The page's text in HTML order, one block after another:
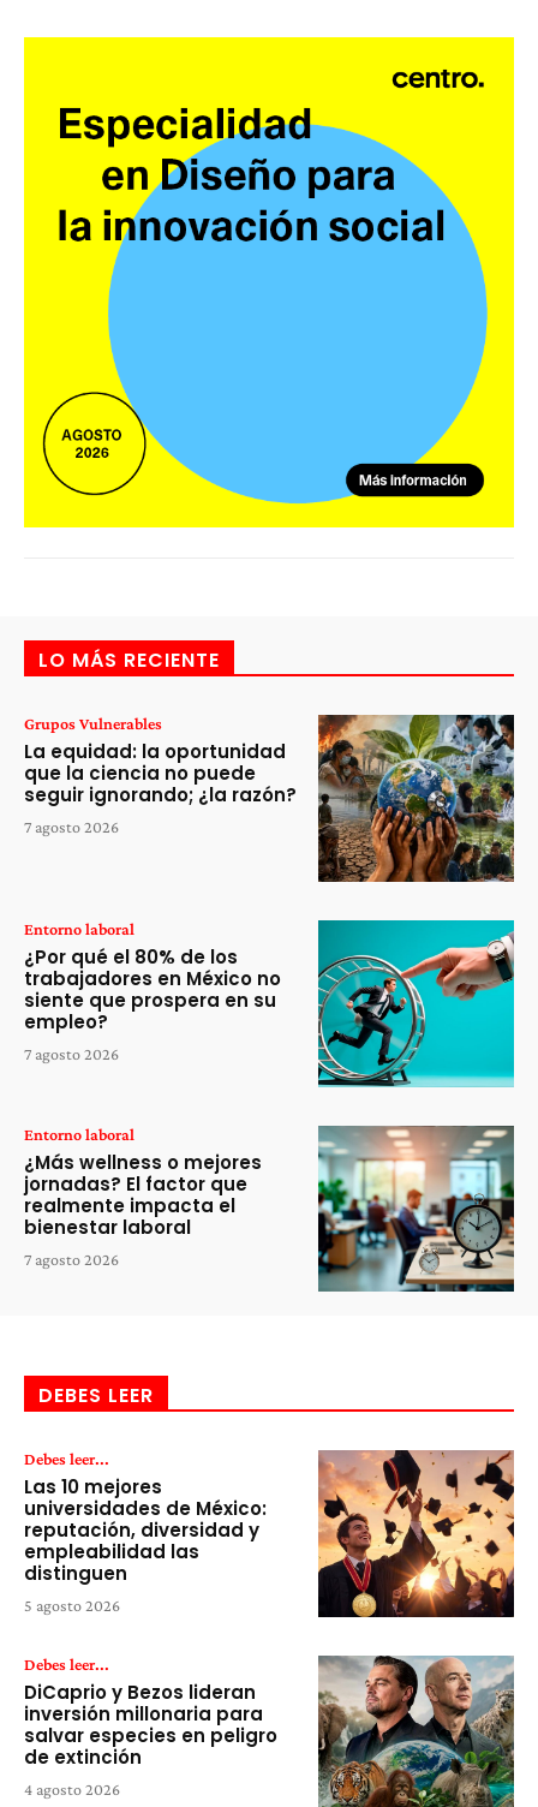
LO MÁS RECIENTE
Grupos Vulnerables
La equidad: la oportunidad
que la ciencia no puede
seguir ignorando; ¿la razón?
7 agosto 2026
Entorno laboral
¿Por qué el 80% de los
trabajadores en México no
siente que prospera en su
empleo?
7 agosto 2026
Entorno laboral
¿Más wellness o mejores
jornadas? El factor que
realmente impacta el
bienestar laboral
7 agosto 2026
DEBES LEER
Debes leer...
Las 10 mejores
universidades de México:
reputación, diversidad y
empleabilidad las
distinguen
5 agosto 2026
Debes leer...
DiCaprio y Bezos lideran
inversión millonaria para
salvar especies en peligro
de extinción
4 agosto 2026